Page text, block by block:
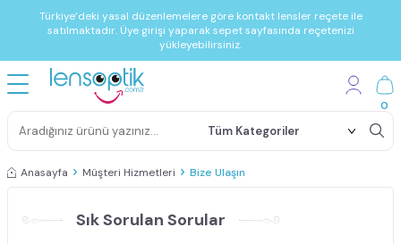
Türkiye’deki yasal düzenlemelere göre kontakt lensler reçete ile
satılmaktadır. Üye girişi yaparak sepet sayfasında reçetenizi
yükleyebilirsiniz.
0
Anasayfa Müşteri Hizmetleri Bize Ulaşın
Sık Sorulan Sorular